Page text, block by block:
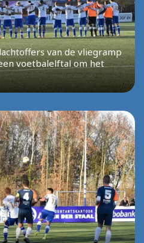
van de vliegramp
voetbalelftal om het